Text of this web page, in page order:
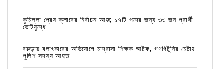
কুমিল্লা প্রেস ক্লাবের নির্বাচন আজ; ১৭টি পদের জন্য ৩৩ জন প্রার্থী
ভোটযুদ্ধে
বরুড়ায় বলাৎকারের অভিযোগে মাদ্রাসা শিক্ষক আটক, গণপিটুনির চেষ্টায়
পুলিশ সদস্য আহত